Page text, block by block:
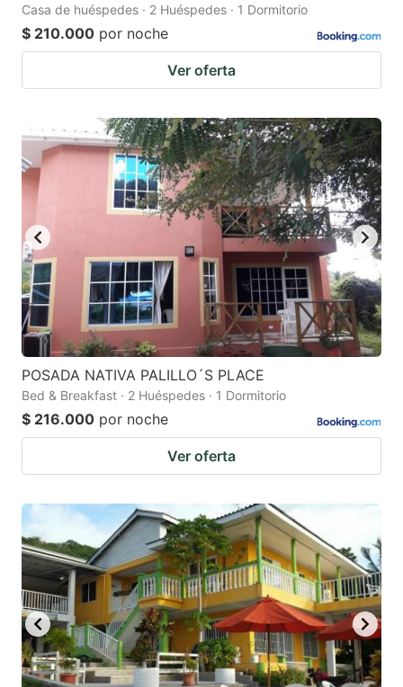
Casa de huéspedes · 2 Huéspedes · 1 Dormitorio
$ 210.000 por noche
Ver oferta
POSADA NATIVA PALILLO´S PLACE
Bed & Breakfast · 2 Huéspedes · 1 Dormitorio
$ 216.000 por noche
Ver oferta